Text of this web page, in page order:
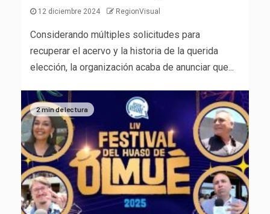
12 diciembre 2024 RegionVisual
Considerando múltiples solicitudes para
recuperar el acervo y la historia de la querida
elección, la organización acaba de anunciar que...
2 min de lectura